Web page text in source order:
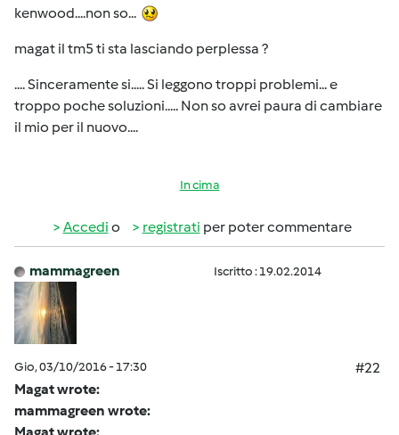
kenwood....non so...
magat il tm5 ti sta lasciando perplessa ?
.... Sinceramente si..... Si leggono troppi problemi... e
troppo poche soluzioni..... Non so avrei paura di cambiare
il mio per il nuovo....
In cima
Accedi o registrati per poter commentare
mammagreen Iscritto : 19.02.2014
Gio, 03/10/2016 - 17:30
#22
Magat wrote:
mammagreen wrote: